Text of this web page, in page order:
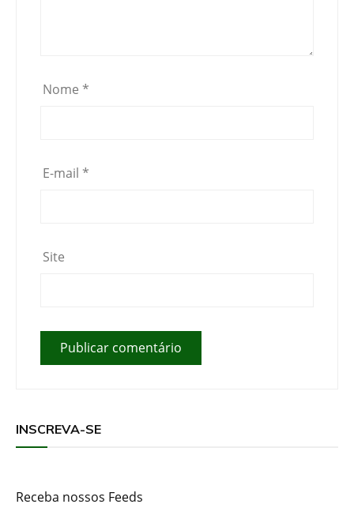
Nome *
E-mail *
Site
INSCREVA-SE
Receba nossos Feeds